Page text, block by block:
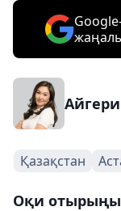
Қазақстан
Оқи